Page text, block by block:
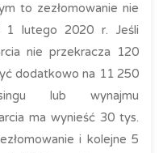
to zezłomowanie nie
1 lutego 2020 r. Jeśli
nie przekracza 120
dodatkowo na 11 250
lub wynajmu
ma wynieść 30 tys.
i kolejne 5